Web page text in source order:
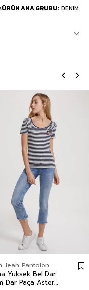
ÜRÜN ANA GRUBU DENIM
Jean Pantolon
Yüksek Bel Dar
Dar Paça Aster